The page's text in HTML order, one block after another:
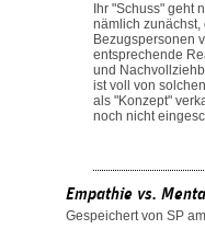
Ihr "Schuss" geht
nämlich zunächst,
Bezugspersonen
entsprechende
und
ist voll von
als "Konzept"
noch nicht
Empathie vs.
Gespeichert von SP